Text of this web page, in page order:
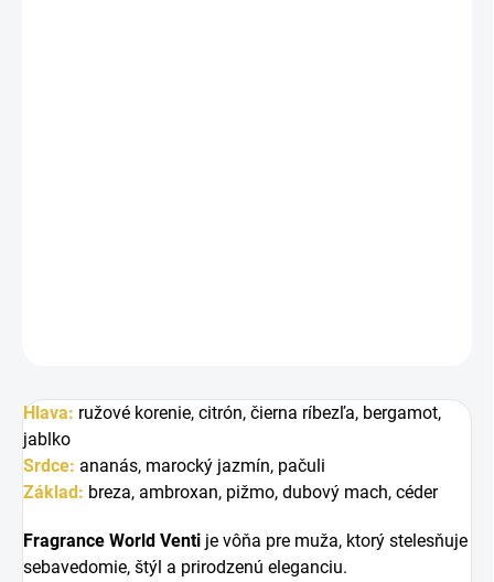
Hlava: ružové korenie, citrón, čierna ríbezľa, bergamot,
jablko
Srdce: ananás, marocký jazmín, pačuli
Základ: breza, ambroxan, pižmo, dubový mach, céder
Fragrance World Venti je vôňa pre muža, ktorý stelesňuje
sebavedomie, štýl a prirodzenú eleganciu.